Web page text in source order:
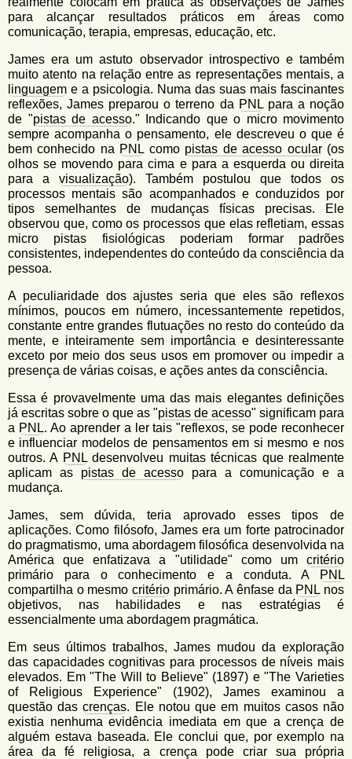
para alcançar resultados práticos em áreas como
comunicação, terapia, empresas, educação, etc.
James era um astuto observador introspectivo e também
muito atento na relação entre as representações mentais, a
linguagem e a psicologia. Numa das suas mais fascinantes
reflexões, James preparou o terreno da PNLpara a noção
de "pistas de acesso." Indicando que o micro movimento
sempre acompanha o pensamento, ele descreveu o que é
bem conhecido na PNL como pistas de acesso ocular(os
olhos se movendo para cima e para a esquerda ou direita
para a visualização). Também postulou que todos os
processos mentais são acompanhados e conduzidos por
tipos semelhantes de mudanças físicas precisas. Ele
observou que, como os processos que elas refletiam, essas
micro pistas fisiológicas poderiam formar padrões
consistentes, independentes do conteúdo da consciência da
pessoa.
A peculiaridade dos ajustes seria que eles são reflexos
mínimos, poucos em número, incessantemente repetidos,
constante entre grandes flutuações no resto do conteúdo da
mente, e inteiramente sem importância e desinteressante
exceto por meio dos seus usos em promover ou impedir a
presença de várias coisas, e ações antes da consciência.
Essa é provavelmente uma das mais elegantes definições
já escritas sobre o que as "pistas de acesso" significam para
a PNL. Ao aprender a ler tais "reflexos, se pode reconhecer
e influenciar modelos de pensamentos em si mesmo e nos
outros. A PNLdesenvolveu muitas técnicas que realmente
aplicam as pistas de acesso para a comunicação e a
mudança.
James, sem dúvida, teria aprovado esses tipos de
aplicações. Como filósofo, James era um forte patrocinador
do pragmatismo, uma abordagem filosófica desenvolvida na
América que enfatizava a "utilidade" como um critério
primário para o conhecimento e a conduta. A
PNL
compartilha o mesmo critério primário. A ênfase da PNL nos
objetivos, nas habilidades e nas estratégias é
essencialmente uma abordagem pragmática.
Em seus últimos trabalhos, James mudou da exploração
das capacidades cognitivas para processos de níveis mais
elevados. Em "The Will to Believe" (1897) e "The Varieties
of Religious Experience" (1902), James examinou a
questão dascrenças. Ele notou que em muitos casos não
existia nenhuma evidência imediata em que a crença de
alguém estava baseada. Ele conclui que, por exemplo na
área da fé religiosa, a crença pode criar sua própria